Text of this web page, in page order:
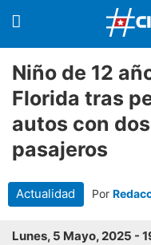
Niño de 12
Florida tras
autos con
pasajeros
Actualidad Por
Lunes, 5 Mayo, 2025 -